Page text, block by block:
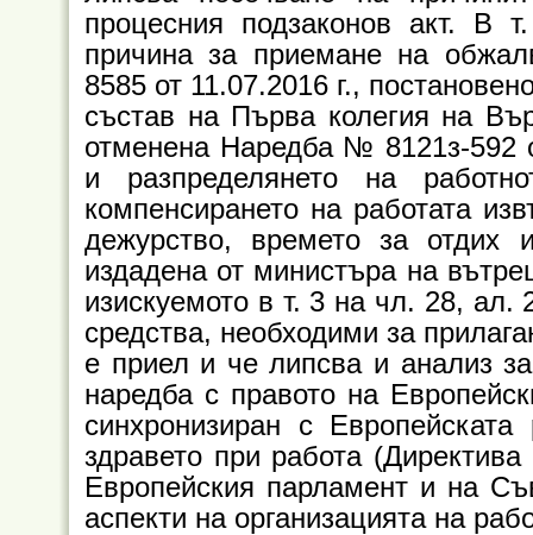
процесния подзаконов акт. В
причина за приемане на
8585 от 11.07.2016 г.,
състав на Първа колегия на
отменена Наредба № 8121з-592
и разпределянето на
компенсирането на работата
дежурство, времето за отдих
издадена от министъра на
изискуемото в т. 3 на чл. 28,
средства, необходими за
е приел и че липсва и анализ
наредба с правото на
синхронизиран с
здравето при работа
Европейския парламент и на
аспекти на организацията на